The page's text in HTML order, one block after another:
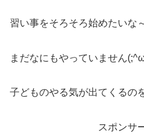
習い事をそろそろ始めたいな
まだなにもやっていません
子どものやる気が出てくるの
スポンサ